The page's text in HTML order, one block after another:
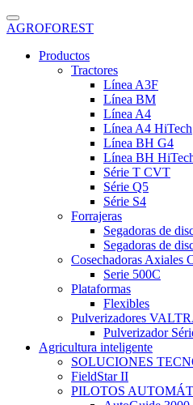
AGROFOREST
Productos
Tractores
Línea A3F
Línea BM
Línea A4
Línea A4 HiTech
Línea BH G4
Línea BH
Série T CVT
Série Q5
Série S4
Forrajeras
Segadoras de
Segadoras de
Cosechadoras Axiales
Serie 500C
Plataformas
Flexibles
Pulverizadores
Pulverizador
Agricultura inteligente
SOLUCIONES
FieldStar II
PILOTOS